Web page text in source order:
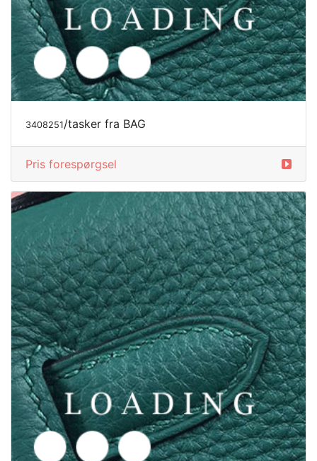
3408252/tasker fra BAG
Pris forespørgsel